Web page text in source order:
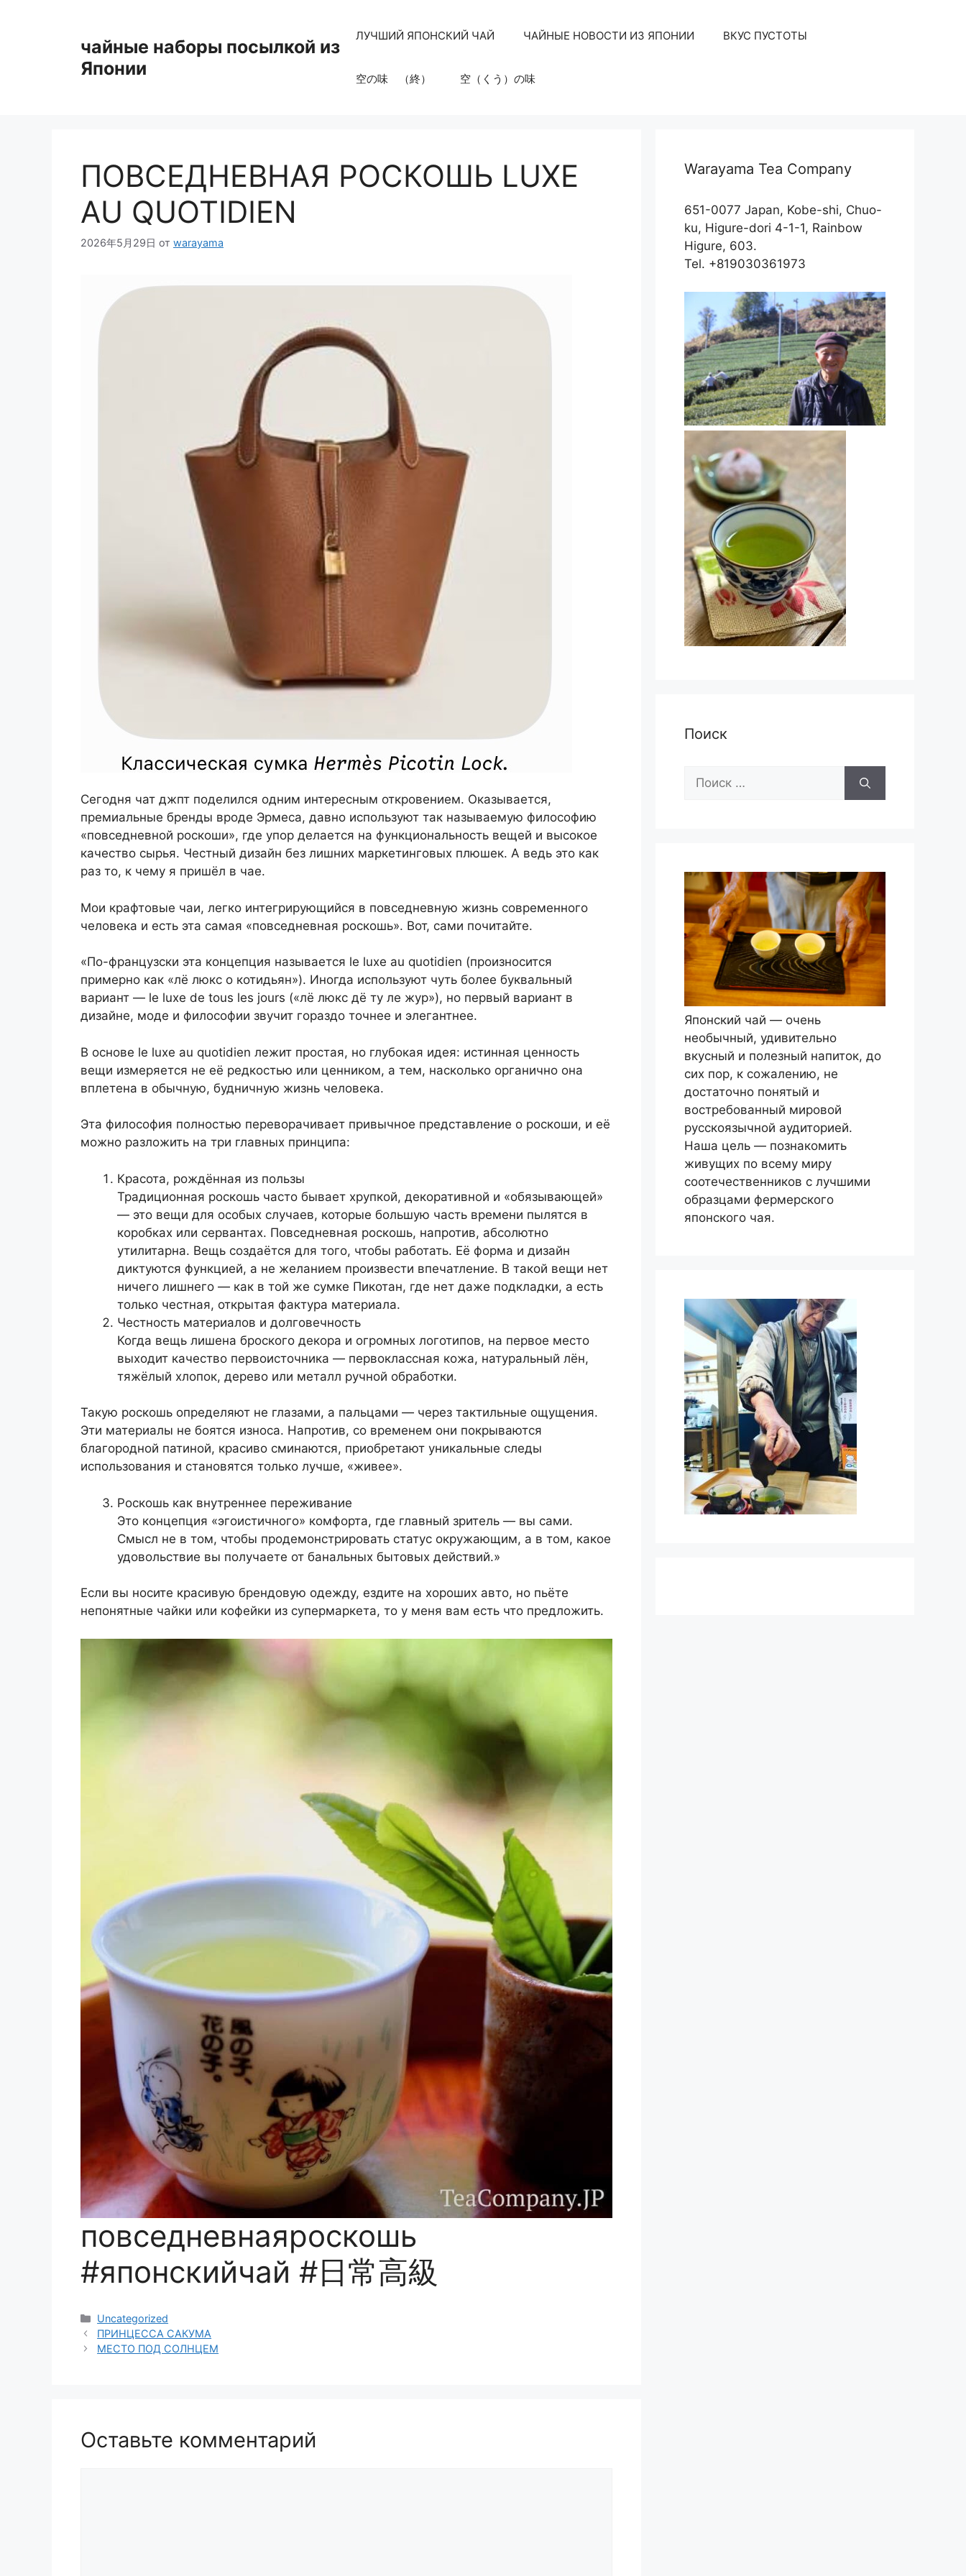
содержимомучайные наборы посылкой из
Японии
ЛУЧШИЙ ЯПОНСКИЙ ЧАЙ ЧАЙНЫЕ НОВОСТИ ИЗ ЯПОНИИ ВКУС ПУСТОТЫ
空の味 （終） 空（くう）の味
ПОВСЕДНЕВНАЯ РОСКОШЬ LUXE
AU QUOTIDIEN
2026年5月29日 от warayama
Сегодня чат джпт поделился одним интересным откровением. Оказывается,
премиальные бренды вроде Эрмеса, давно используют так называемую философию
«повседневной роскоши», где упор делается на функциональность вещей и высокое
качество сырья. Честный дизайн без лишних маркетинговых плюшек. А ведь это как
раз то, к чему я пришёл в чае.
Мои крафтовые чаи, легко интегрирующийся в повседневную жизнь современного
человека и есть эта самая «повседневная роскошь». Вот, сами почитайте.
«По-французски эта концепция называется le luxe au quotidien (произносится
примерно как «лё люкс о котидьян»). Иногда используют чуть более буквальный
вариант — le luxe de tous les jours («лё люкс дё ту ле жур»), но первый вариант в
дизайне, моде и философии звучит гораздо точнее и элегантнее.
В основе le luxe au quotidien лежит простая, но глубокая идея: истинная ценность
вещи измеряется не её редкостью или ценником, а тем, насколько органично она
вплетена в обычную, будничную жизнь человека.
Эта философия полностью переворачивает привычное представление о роскоши, и её
можно разложить на три главных принципа:
Красота, рождённая из пользы
Традиционная роскошь часто бывает хрупкой, декоративной и «обязывающей»
— это вещи для особых случаев, которые большую часть времени пылятся в
коробках или сервантах. Повседневная роскошь, напротив, абсолютно
утилитарна. Вещь создаётся для того, чтобы работать. Её форма и дизайн
диктуются функцией, а не желанием произвести впечатление. В такой вещи нет
ничего лишнего — как в той же сумке Пикотан, где нет даже подкладки, а есть
только честная, открытая фактура материала.
Честность материалов и долговечность
Когда вещь лишена броского декора и огромных логотипов, на первое место
выходит качество первоисточника — первоклассная кожа, натуральный лён,
тяжёлый хлопок, дерево или металл ручной обработки.
Такую роскошь определяют не глазами, а пальцами — через тактильные ощущения.
Эти материалы не боятся износа. Напротив, со временем они покрываются
благородной патиной, красиво сминаются, приобретают уникальные следы
использования и становятся только лучше, «живее».
Роскошь как внутреннее переживание
Это концепция «эгоистичного» комфорта, где главный зритель — вы сами.
Смысл не в том, чтобы продемонстрировать статус окружающим, а в том, какое
удовольствие вы получаете от банальных бытовых действий.»
Если вы носите красивую брендовую одежду, ездите на хороших авто, но пьёте
непонятные чайки или кофейки из супермаркета, то у меня вам есть что предложить.
повседневнаяроскошь
#японскийчай #日常高級
Рубрики
Uncategorized
ПРИНЦЕССА САКУМА
МЕСТО ПОД СОЛНЦЕМ
Оставьте комментарий
Warayama Tea Company
651-0077 Japan, Kobe-shi, Chuo-
ku, Higure-dori 4-1-1, Rainbow
Higure, 603.
Tel. +819030361973
Поиск
Поиск:
Японский чай — очень
необычный, удивительно
вкусный и полезный напиток, до
сих пор, к сожалению, не
достаточно понятый и
востребованный мировой
русскоязычной аудиторией.
Наша цель — познакомить
живущих по всему миру
соотечественников с лучшими
образцами фермерского
японского чая.